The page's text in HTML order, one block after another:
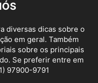
diversas dicas sobre o
em geral. Também
sobre os principais
Se preferir entre em
97900-9791